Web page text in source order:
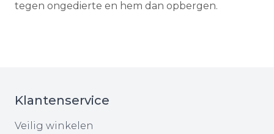
tegen ongedierte en hem dan opbergen.
Klantenservice
Veilig winkelen